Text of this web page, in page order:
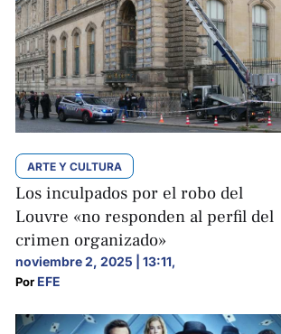
ARTE Y CULTURA
Los inculpados por el robo del
Louvre «no responden al perfil del
crimen organizado»
noviembre 2, 2025 | 13:11,
Por EFE